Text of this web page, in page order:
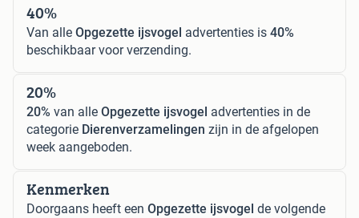
40%
Van alle Opgezette ijsvogel advertenties is 40%
beschikbaar voor verzending.
20%
20% van alle Opgezette ijsvogel advertenties in de
categorie Dierenverzamelingen zijn in de afgelopen
week aangeboden.
Kenmerken
Doorgaans heeft een Opgezette ijsvogel de volgende